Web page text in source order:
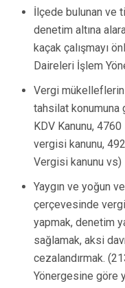
İlçede bulunan ve
denetim altına
kaçak çalışmayı
Daireleri İşlem
Vergi
tahsilat konumuna
KDV Kanunu, 4760
vergisi kanunu,
Vergisi kanunu vs)
Yaygın ve yoğun
çerçevesinde
yapmak, denetim
sağlamak, aksi
cezalandırmak.
Yönergesine göre